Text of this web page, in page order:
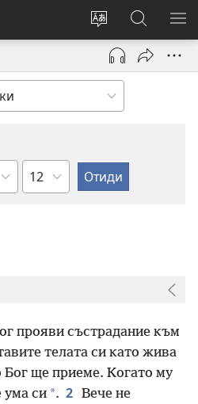
Смени
езика
на
сайта
Влез
(отваря
прозорец)
Търсене
в
JW.ORG
Глава
прояви състрадание към
телата си като жива
Бог ще приеме. Когато му
ума си *. 2 Вече не